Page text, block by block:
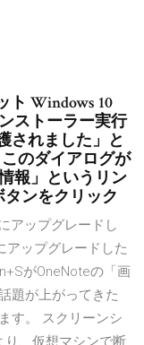
ト Windows 10
ストーラー実行
されました」と
のダイアログが
報」というリン
ンをクリック
アップグレードし
アップグレードした
がOneNoteの「画
題が上がってきた
す。 スクリーンシ